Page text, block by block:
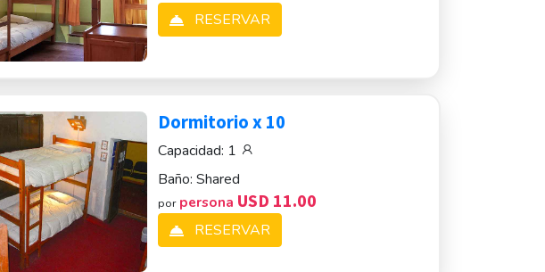
RESERVAR
Dormitorio x 10
Capacidad: 1
Baño: Shared
por persona USD 11.00
RESERVAR